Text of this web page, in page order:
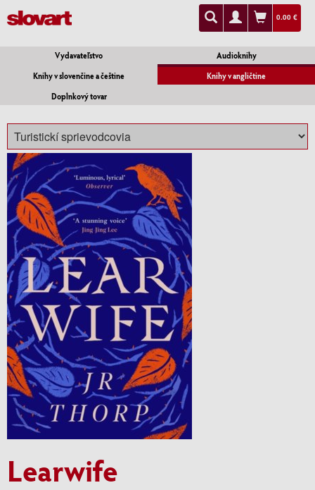
0.00 €
Vydavateľstvo
Audioknihy
Knihy v slovenčine a češtine
Knihy v angličtine
Doplnkový tovar
Learwife